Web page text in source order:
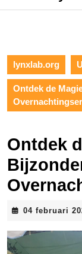
lynxlab.org
Ontdek de
Ontdek
04 februari